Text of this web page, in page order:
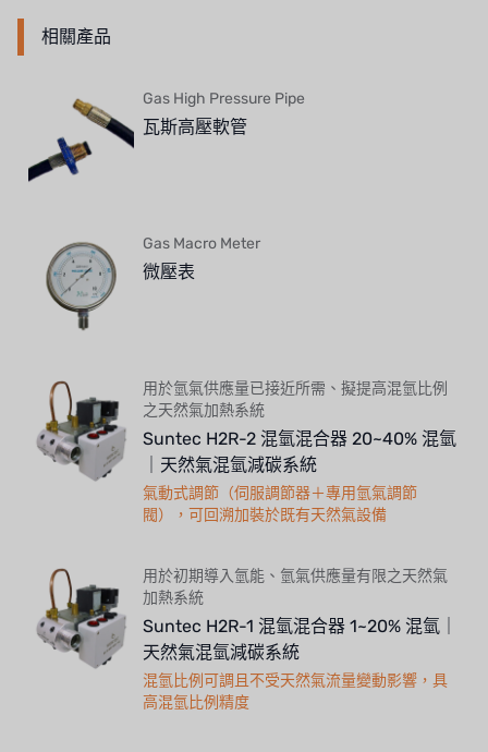
NIPCON
TROCHOID
EGO
KATO
ATS
JACOBI
BOSCHINI
NIPPON
相關產品
Gas High Pressure Pipe
瓦斯高壓軟管
Gas Macro Meter
微壓表
用於氫氣供應量已接近所需、擬提高混氫比例
之天然氣加熱系統
Suntec H2R-2 混氫混合器 20~40% 混氫
｜天然氣混氫減碳系統
氣動式調節（伺服調節器＋專用氫氣調節
閥），可回溯加裝於既有天然氣設備
用於初期導入氫能、氫氣供應量有限之天然氣
加熱系統
Suntec H2R-1 混氫混合器 1~20% 混氫｜
天然氣混氫減碳系統
混氫比例可調且不受天然氣流量變動影響，具
高混氫比例精度